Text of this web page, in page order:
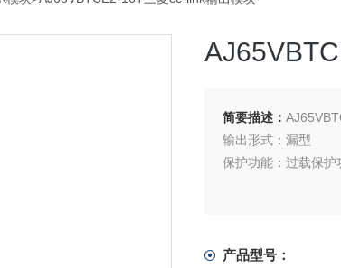
简要描述：
输出形式：漏型
保护功能：过载保
产品型号：